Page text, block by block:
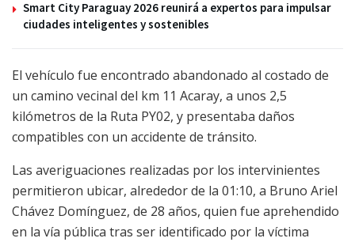
Smart City Paraguay 2026 reunirá a expertos para impulsar
ciudades inteligentes y sostenibles
El vehículo fue encontrado abandonado al costado de
un camino vecinal del km 11 Acaray, a unos 2,5
kilómetros de la Ruta PY02, y presentaba daños
compatibles con un accidente de tránsito.
Las averiguaciones realizadas por los intervinientes
permitieron ubicar, alrededor de la 01:10, a Bruno Ariel
Chávez Domínguez, de 28 años, quien fue aprehendido
en la vía pública tras ser identificado por la víctima